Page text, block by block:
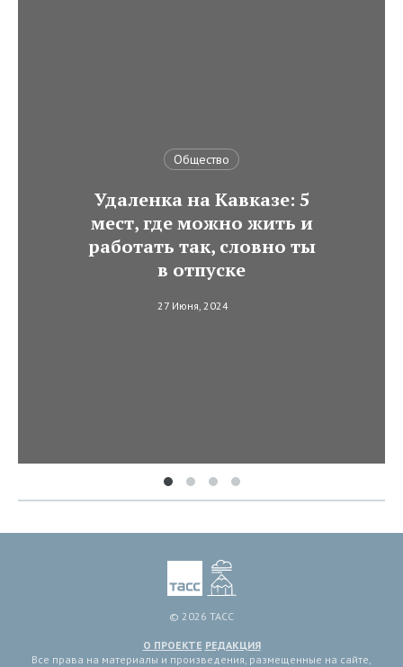
Общество
Удаленка на Кавказе: 5
мест, где можно жить и
работать так, словно ты
в отпуске
27 Июня, 2024
© 2026 ТАСС
О ПРОЕКТЕ РЕДАКЦИЯ
Все права на материалы и произведения, размещенные на сайте,